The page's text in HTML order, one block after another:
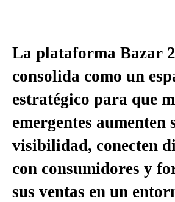
La plataforma Bazar
consolida como un
estratégico para que
emergentes aumenten
visibilidad, conecten
con consumidores y
sus ventas en un